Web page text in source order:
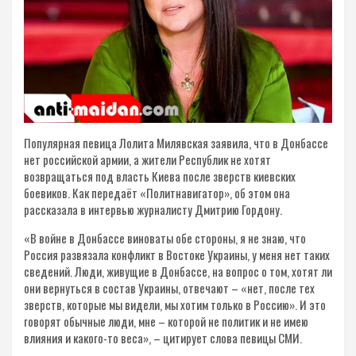
Популярная певица Лолита Милявская заявила, что в Донбассе
нет российской армии, а жители Республик не хотят
возвращаться под власть Киева после зверств киевских
боевиков. Как передаёт «Политнавигатор», об этом она
рассказала в интервью журналисту Дмитрию Гордону.
«В войне в Донбассе виноваты обе стороны, я не знаю, что
Россия развязала конфликт в Востоке Украины, у меня нет таких
сведений. Люди, живущие в Донбассе, на вопрос о том, хотят ли
они вернуться в состав Украины, отвечают – «нет, после тех
зверств, которые мы видели, мы хотим только в Россию». И это
говорят обычные люди, мне – которой не политик и не имею
влияния и какого-то веса», – цитирует слова певицы СМИ.